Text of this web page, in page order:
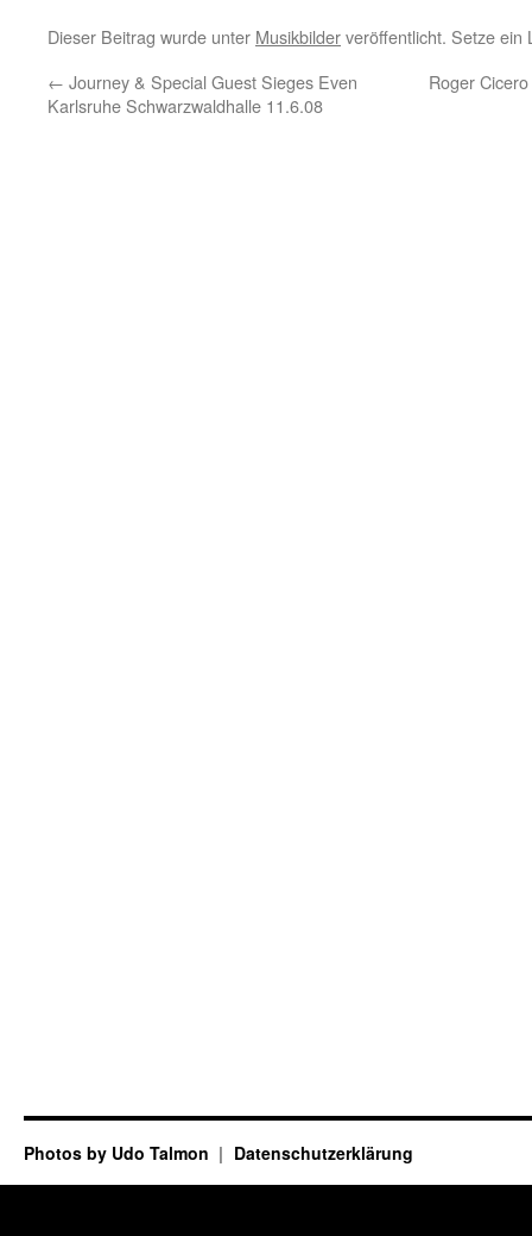
Dieser Beitrag wurde unter Musikbilderveröffentlicht. Setze
← Journey & Special Guest Sieges Even
Karlsruhe Schwarzwaldhalle 11.6.08
Roger
Photos by Udo Talmon Datenschutzerklärung